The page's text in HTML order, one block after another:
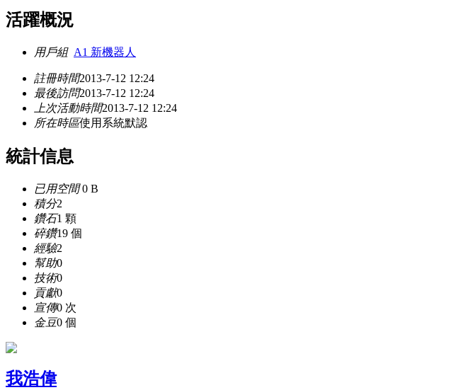
活躍概況
用戶組 A1 新機器人
註冊時間2013-7-12 12:24
最後訪問2013-7-12 12:24
上次活動時間2013-7-12 12:24
所在時區使用系統默認
統計信息
已用空間0 B
積分2
鑽石1 顆
碎鑽19 個
經驗2
幫助0
技術0
貢獻0
宣傳0 次
金豆0 個
我浩偉